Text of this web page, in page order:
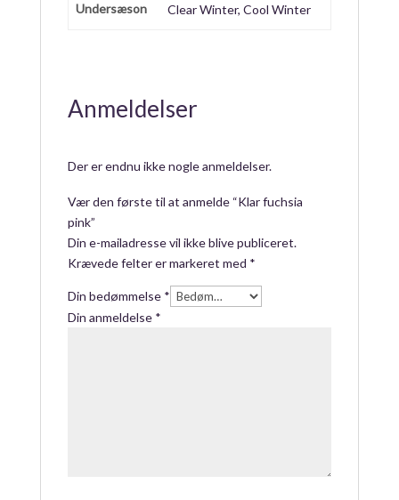
Undersæson Clear Winter, Cool Winter
Anmeldelser
Der er endnu ikke nogle anmeldelser.
Vær den første til at anmelde “Klar fuchsia
pink”
Din e-mailadresse vil ikke blive publiceret.
Krævede felter er markeret med *
Din bedømmelse *
Din anmeldelse *